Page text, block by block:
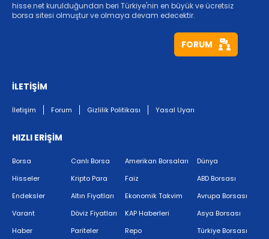
hisse.net kurulduğundan beri Türkiye'nin en büyük ve ücretsiz
borsa sitesi olmuştur ve olmaya devam edecektir.
FORUM
İLETİŞİM
İletişim Forum Gizlilik Politikası Yasal Uyarı
HIZLI ERİŞİM
Borsa
Hisseler
Endeksler
Varant
Haber
Canlı Borsa
Kripto Para
Altın Fiyatları
Döviz Fiyatları
Pariteler
Amerikan Borsaları
Faiz
Ekonomik Takvim
KAP Haberleri
Repo
Dünya
ABD Borsası
Avrupa Borsası
Asya Borsası
Türkiye Borsası